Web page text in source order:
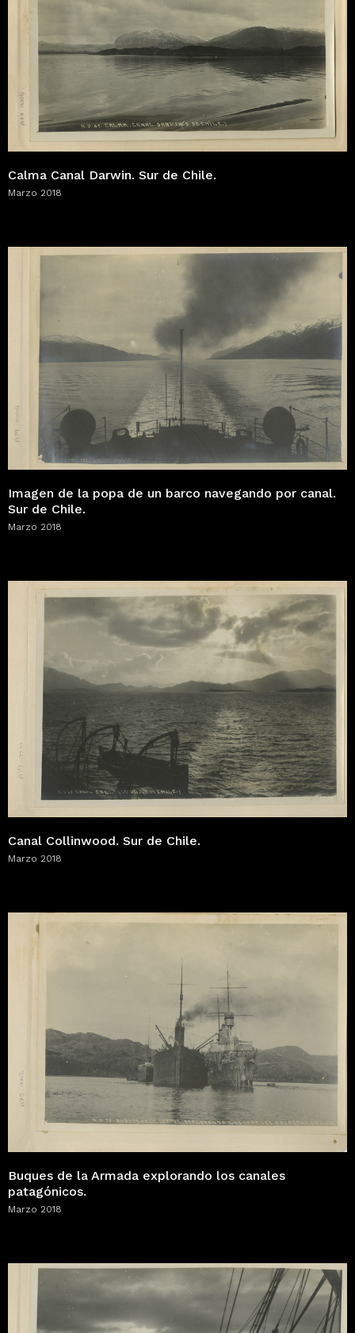
Calma Canal Darwin. Sur de Chile.
Marzo 2018
Imagen de la popa de un barco navegando por canal.
Sur de Chile.
Marzo 2018
Canal Collinwood. Sur de Chile.
Marzo 2018
Buques de la Armada explorando los canales
patagónicos.
Marzo 2018